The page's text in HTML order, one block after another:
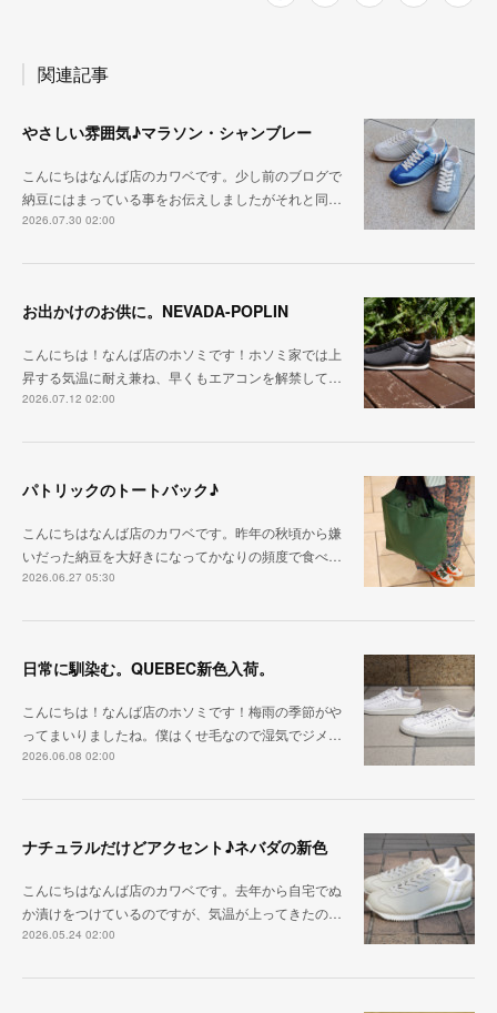
関連記事
やさしい雰囲気♪マラソン・シャンブレー
こんにちはなんば店のカワベです。少し前のブログで
納豆にはまっている事をお伝えしましたがそれと同…
2026.07.30 02:00
お出かけのお供に。NEVADA-POPLIN
こんにちは！なんば店のホソミです！ホソミ家では上
昇する気温に耐え兼ね、早くもエアコンを解禁して…
2026.07.12 02:00
パトリックのトートバック♪
こんにちはなんば店のカワベです。昨年の秋頃から嫌
いだった納豆を大好きになってかなりの頻度で食べ…
2026.06.27 05:30
日常に馴染む。QUEBEC新色入荷。
こんにちは！なんば店のホソミです！梅雨の季節がや
ってまいりましたね。僕はくせ毛なので湿気でジメ…
2026.06.08 02:00
ナチュラルだけどアクセント♪ネバダの新色
こんにちはなんば店のカワベです。去年から自宅でぬ
か漬けをつけているのですが、気温が上ってきたの…
2026.05.24 02:00